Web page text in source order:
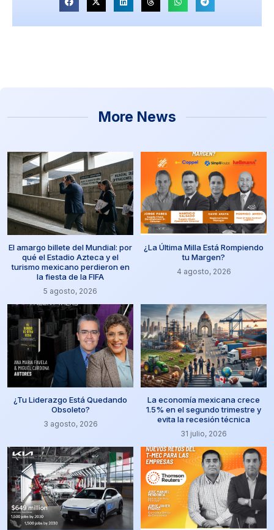
More News
El amargo billete del Mundial: por
qué el Estadio Azteca y el
turismo mexicano perdieron en
la fiesta de la FIFA
5 agosto, 2026
¿La Última Milla Está Rompiendo
tu Margen?
4 agosto, 2026
¿Tu Liderazgo Está Quedando
Obsoleto?
3 agosto, 2026
La economía mexicana crece
1.5% en el segundo trimestre y
evita la recesión técnica
31 julio, 2026